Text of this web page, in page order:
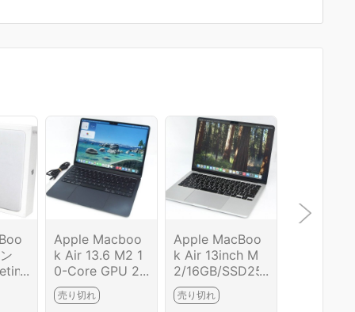
M
Apple Macboo
k Air 13.6 M2 1
0-Core GPU 24
GB RAM 1TB SS
D US-EN Keybo
売り切れ
Apple MacBoo
k Air 13inch M
2/16GB/SSD25
6GB HA03-R62
13-2G10
売り切れ